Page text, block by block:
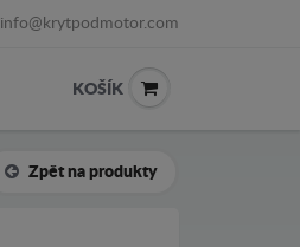
info@krytpodmotor.com
KOŠÍK
Zpět na produkty